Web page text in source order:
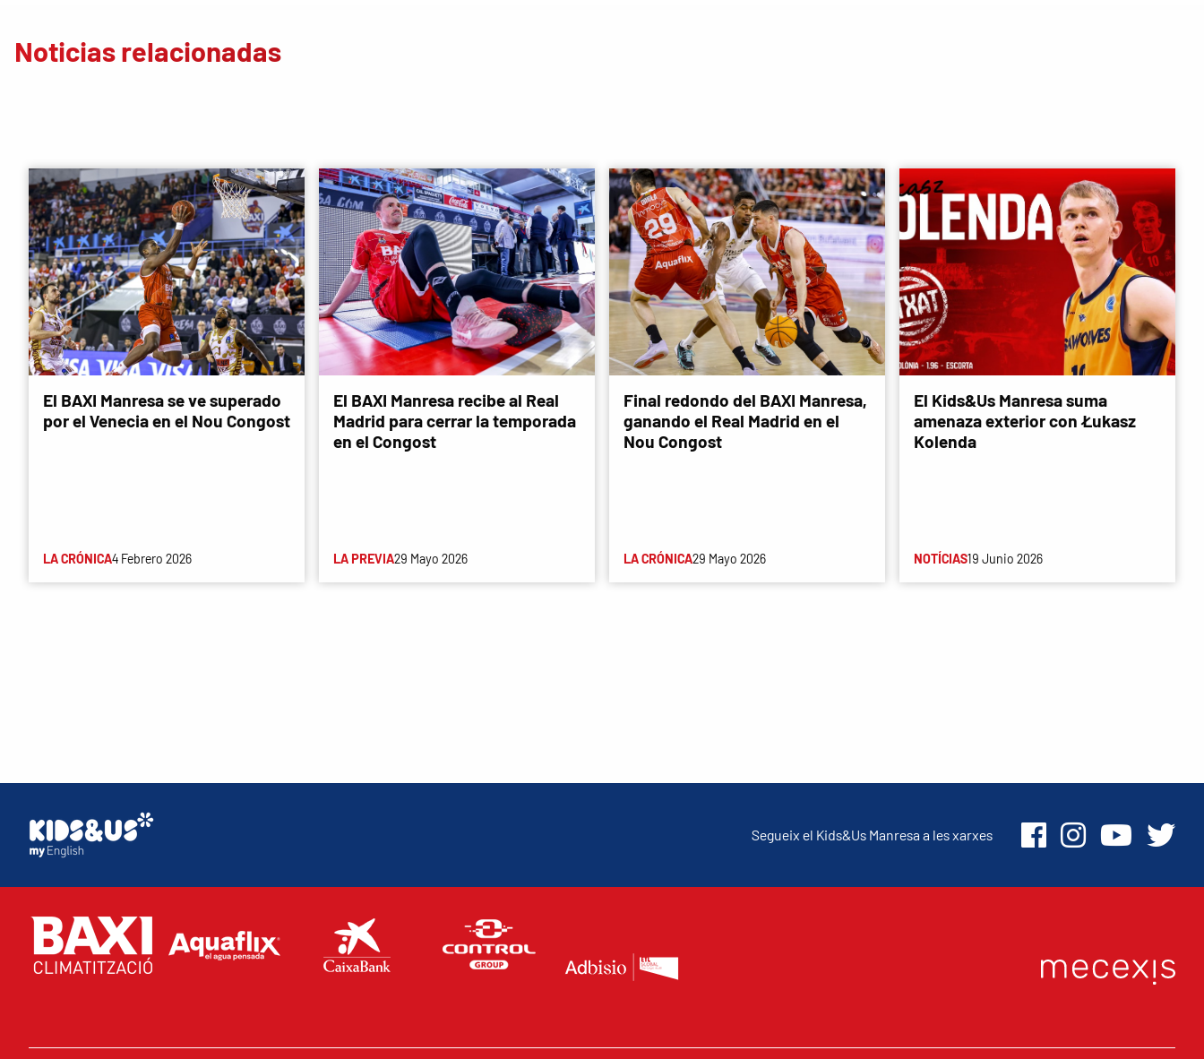
Noticias relacionadas
El BAXI Manresa se ve superado
por el Venecia en el Nou Congost
LA CRÓNICA4 Febrero 2026
El BAXI Manresa recibe al Real
Madrid para cerrar la temporada
en el Congost
LA PREVIA29 Mayo 2026
Final redondo del BAXI Manresa,
ganando el Real Madrid en el
Nou Congost
LA CRÓNICA29 Mayo 2026
El Kids&Us Manresa suma
amenaza exterior con Łukasz
Kolenda
NOTÍCIAS19 Junio 2026
Segueix el Kids&Us Manresa a les xarxes